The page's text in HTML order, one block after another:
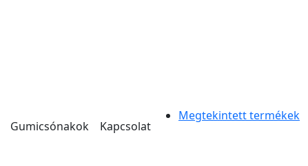
Gumicsónakok Kapcsolat
Megtekintett termékek